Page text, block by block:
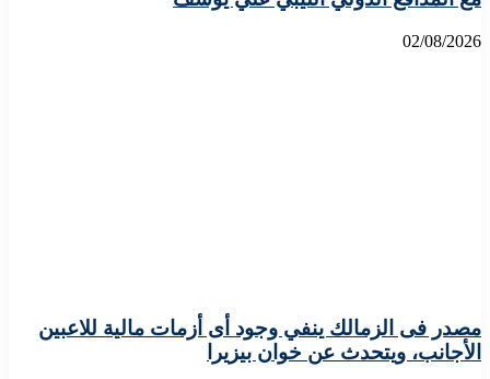
02/08/2026
مصدر فى الزمالك ينفي وجود أى أزمات مالية للاعبين
الأجانب، ويتحدث عن خوان بيزيرا